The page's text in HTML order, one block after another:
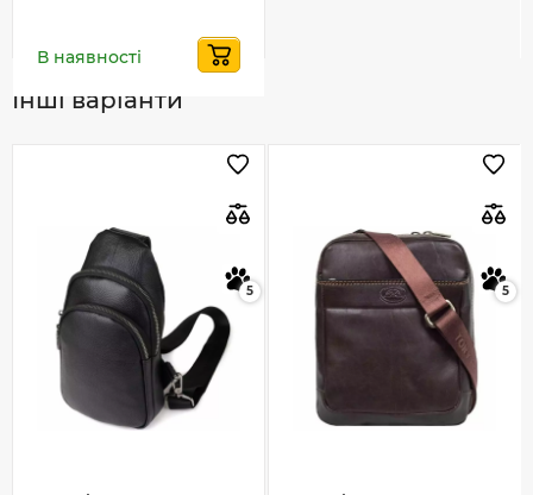
В наявності
Інші варіанти
5 5